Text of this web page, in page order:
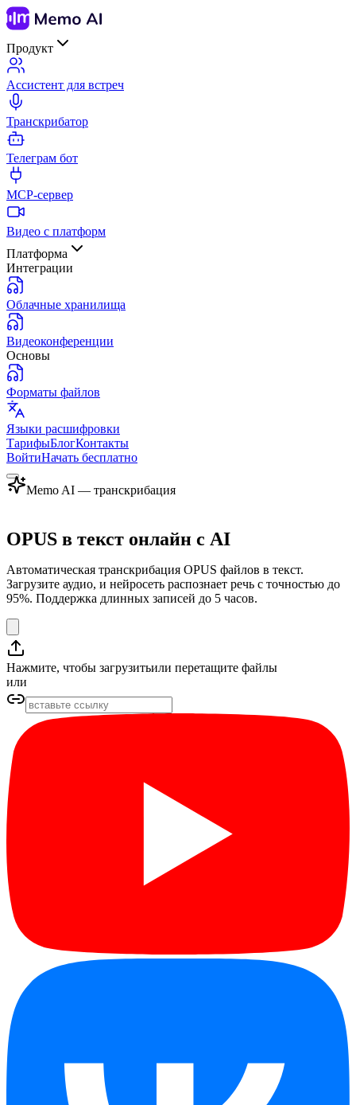
Продукт
Ассистент для встреч
Транскрибатор
Телеграм бот
MCP-сервер
Видео с платформ
Платформа
Интеграции
Облачные хранилища
Видеоконференции
Основы
Форматы файлов
Языки расшифровки
ТарифыБлогКонтакты
ВойтиНачать бесплатно
Memo AI — транскрибация
OPUS в текст онлайн с AI
Автоматическая транскрибация OPUS файлов в текст.
Загрузите аудио, и нейросеть распознает речь с точностью до
95%. Поддержка длинных записей до 5 часов.
Нажмите, чтобы загрузитьили перетащите файлы
или